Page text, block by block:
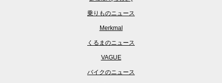
乗りものニュース
Merkmal
くるまのニュース
VAGUE
バイクのニュース